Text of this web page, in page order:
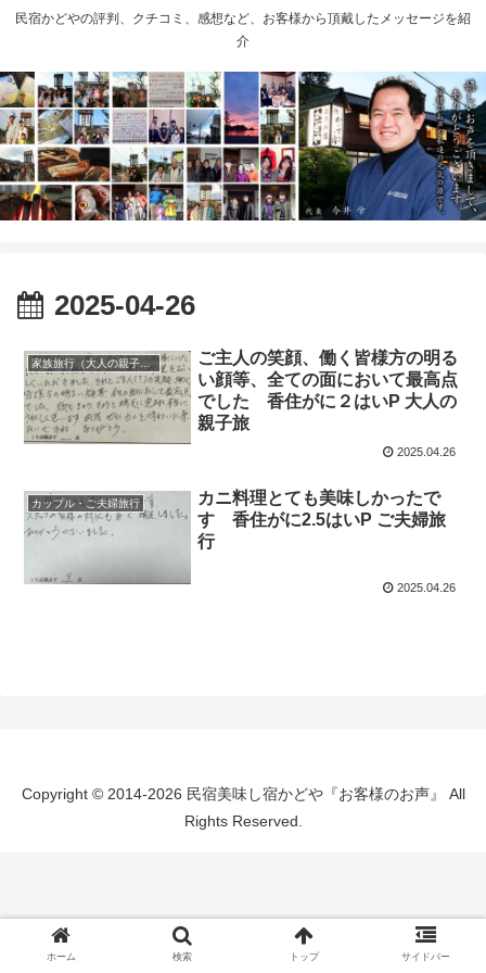
民宿かどやの評判、クチコミ、感想など、お客様から頂戴したメッセージを紹
介
2025-04-26
ご主人の笑顔、働く皆様方の明る
い顔等、全ての面において最高点
でした 香住がに２はいP 大人の
親子旅
2025.04.26
カップル・ご夫婦旅行
カニ料理とても美味しかったで
す 香住がに2.5はいP ご夫婦旅
行
2025.04.26
Copyright © 2014-2026 民宿美味し宿かどや『お客様のお声』 All
Rights Reserved.
ホーム 検索 トップ サイドバー